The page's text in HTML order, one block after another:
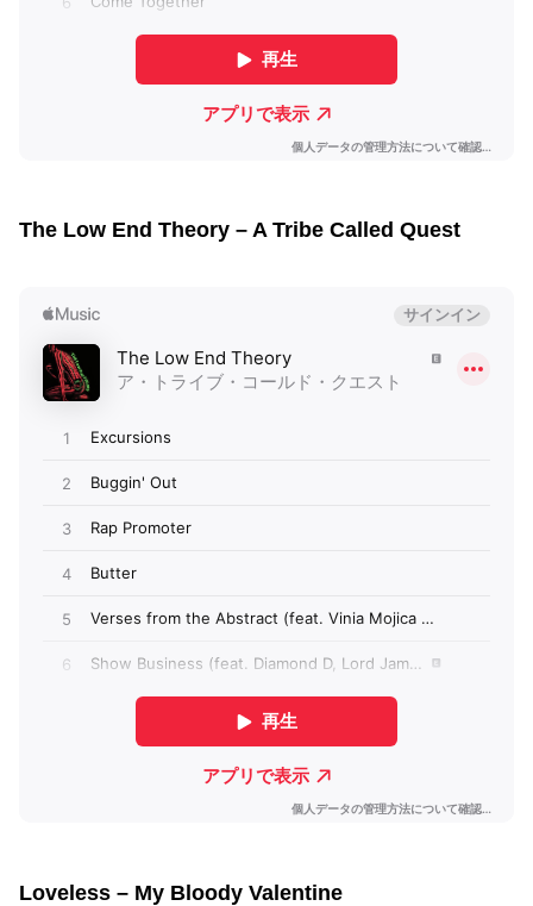
The Low End Theory – A Tribe Called Quest
Loveless – My Bloody Valentine